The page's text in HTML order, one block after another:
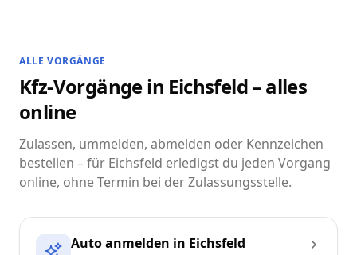
ALLE VORGÄNGE
Kfz-Vorgänge in Eichsfeld – alles
online
Zulassen, ummelden, abmelden oder Kennzeichen
bestellen – für Eichsfeld erledigst du jeden Vorgang
online, ohne Termin bei der Zulassungsstelle.
Auto anmelden in Eichsfeld